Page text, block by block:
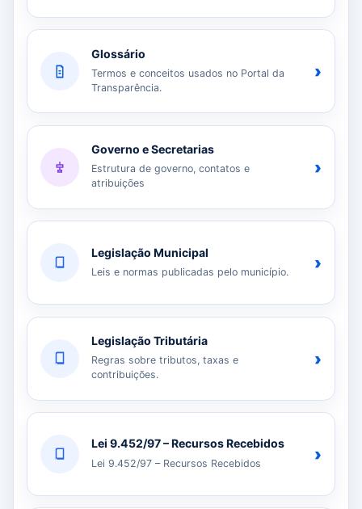
Glossário
Termos e conceitos usados no Portal da
Transparência.
›
Governo e Secretarias
Estrutura de governo, contatos e
atribuições
›
Legislação Municipal
Leis e normas publicadas pelo município. ›
Legislação Tributária
Regras sobre tributos, taxas e
contribuições.
›
Lei 9.452/97 – Recursos Recebidos
Lei 9.452/97 – Recursos Recebidos ›